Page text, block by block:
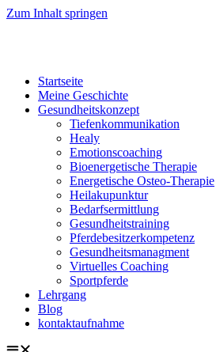
Zum Inhalt springen
Startseite
Meine Geschichte
Gesundheitskonzept
Tiefenkommunikation
Healy
Emotionscoaching
Bioenergetische Therapie
Energetische Osteo-Therapie
Heilakupunktur
Bedarfsermittlung
Gesundheitstraining
Pferdebesitzerkompetenz
Gesundheitsmanagment
Virtuelles Coaching
Sportpferde
Lehrgang
Blog
kontaktaufnahme